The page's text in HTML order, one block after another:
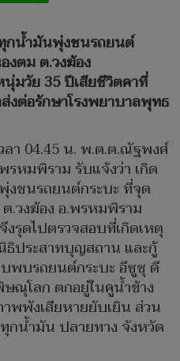
กน้ำมันพุ่งชนรถยนต์
งตม ต.วงฆ้อง
มวัย 35 ปีเสียชีวิตคาที่
งต่อรักษาโรงพยาบาลพุทธ
ลา 04.45 น. พ.ต.ต.ณัฐพงศ์
รหมพิราม รับแจ้งว่า เกิด
ชนรถยนต์กระบะ ที่จุด
.วงฆ้อง อ.พรหมพิราม
รุดไปตรวจสอบที่เกิดเหตุ
ประสาทบุญสถาน และกู้
พบรถยนต์กระบะ อีซูซุ ดี
ณุโลก ตกอยู่ในคูน้ำข้าง
พพังเสียหายยับเยิน ส่วน
น้ำมัน ปลายทาง จังหวัด